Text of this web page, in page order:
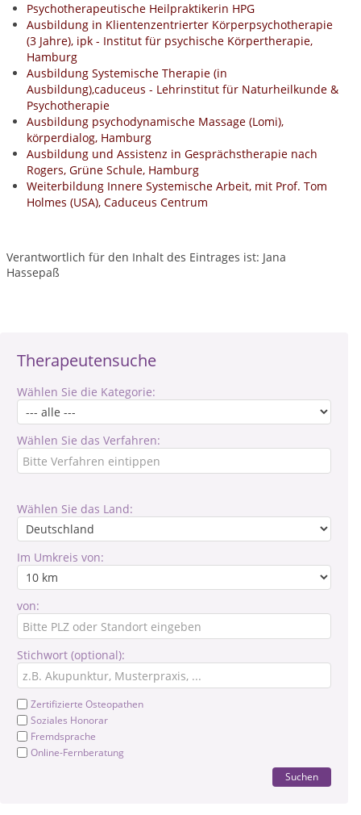
Therapeutensuche
Wählen Sie die Kategorie:
Wählen Sie das Verfahren:
Wählen Sie das Land:
Im Umkreis von:
von:
Stichwort (optional):
Zertifizierte Osteopathen
Soziales Honorar
Fremdsprache
Online-Fernberatung
Suchen
Psychotherapeutische Heilpraktikerin HPG
Ausbildung in Klientenzentrierter Körperpsychotherapie
(3 Jahre), ipk - Institut für psychische Körpertherapie,
Hamburg
Ausbildung Systemische Therapie (in
Ausbildung),caduceus - Lehrinstitut für Naturheilkunde &
Psychotherapie
Ausbildung psychodynamische Massage (Lomi),
körperdialog, Hamburg
Ausbildung und Assistenz in Gesprächstherapie nach
Rogers, Grüne Schule, Hamburg
Weiterbildung Innere Systemische Arbeit, mit Prof. Tom
Holmes (USA), Caduceus Centrum
Verantwortlich für den Inhalt des Eintrages ist: Jana
Hassepaß